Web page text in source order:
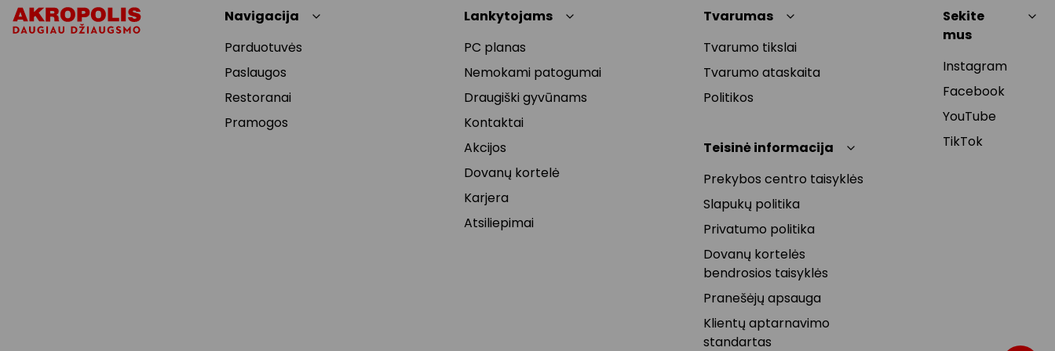
Navigacija
Parduotuvės
Paslaugos
Restoranai
Pramogos
Lankytojams
PC planas
Nemokami patogumai
Draugiški gyvūnams
Kontaktai
Akcijos
Dovanų kortelė
Karjera
Atsiliepimai
Tvarumas
Tvarumo tikslai
Tvarumo ataskaita
Politikos
Teisinė informacija
Prekybos centro taisyklės
Slapukų politika
Privatumo politika
Dovanų kortelės
bendrosios taisyklės
Pranešėjų apsauga
Klientų aptarnavimo
standartas
Sekite
mus
Instagram
Facebook
YouTube
TikTok